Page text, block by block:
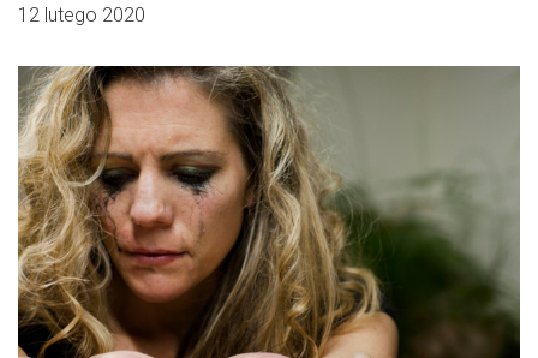
12 lutego 2020